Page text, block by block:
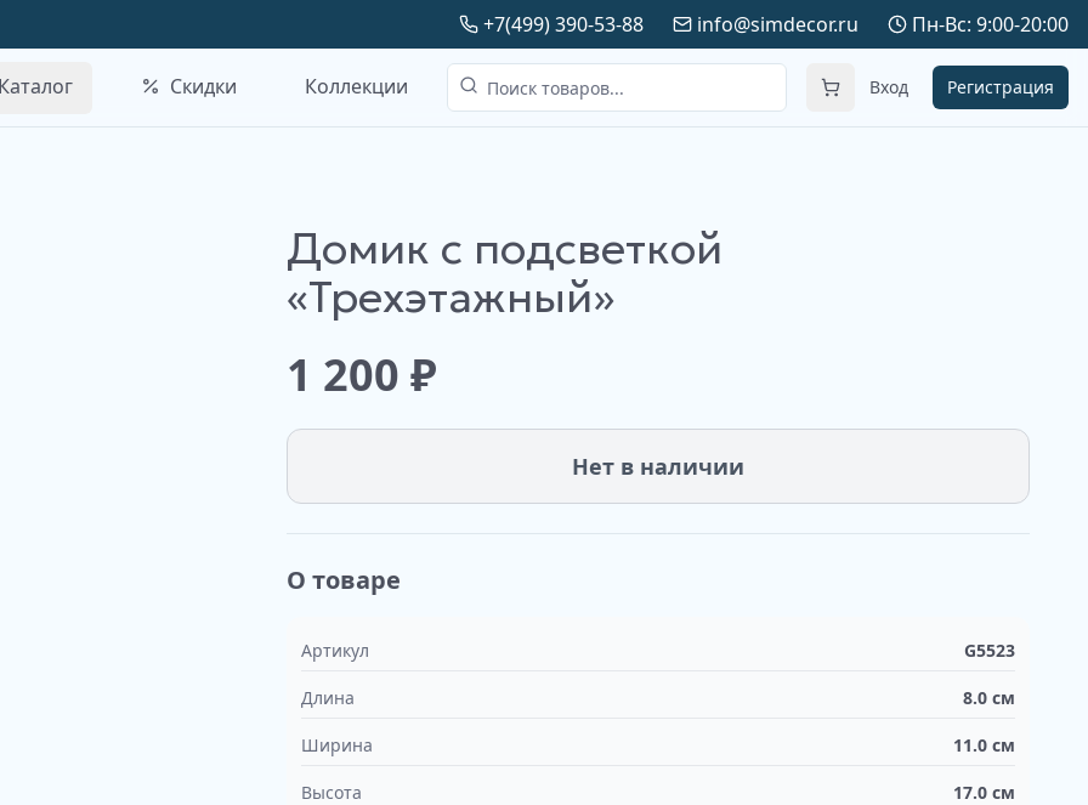
+7(499) 390-53-88 info@simdecor.ru Пн-Вс: 9:00-20:00
Каталог Скидки Коллекции Вход Регистрация
Домик с подсветкой
«Трехэтажный»
1 200 ₽
Нет в наличии
О товаре
Артикул G5523
Длина 8.0 см
Ширина 11.0 см
Высота 17.0 см